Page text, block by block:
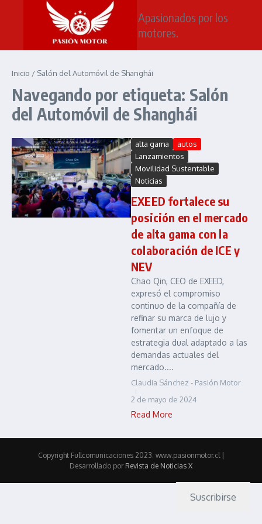
Saltar al contenido
Apasionados por los
motores.
Inicio / Salón del Automóvil de Shanghái
Navegando por etiqueta: Salón
del Automóvil de Shanghái
alta gama
autos
Lanzamientos
Movilidad Sustentable
Noticias
EXEED fortalece su
posición en el mercado
de alta gama con la
colaboración de ICE y
NEV
Chao Qin, CEO de EXEED,
expresó el compromiso
continuo de la compañía de
refinar su marca de lujo y
fomentar un enfoque de
estrategia dual adaptado a las
demandas actuales del
mercado....
Claudia Sánchez - Pasión Motor
2 de mayo de 2024
Read More
Copyright Fullcomunicaciones 2023. www.pasionmotor.cl |
Desarrollado por Revista de Noticias X
Suscribirse